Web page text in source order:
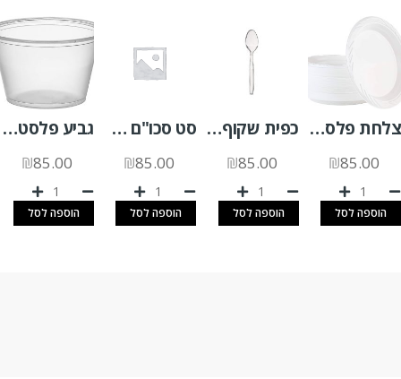
צלחת פלסטיק "9 לבן 50 יח'
₪85.00
הוספה לסל
כפית שקוף מהודר 50 יח'
₪85.00
הוספה לסל
סט סכו"ם ארוז 5 פריטים קרם 500 יח'
₪85.00
הוספה לסל
גביע פלסטיק לרוטב שקוף 4OZ א.2500 יח'
₪85.00
הוספה לסל